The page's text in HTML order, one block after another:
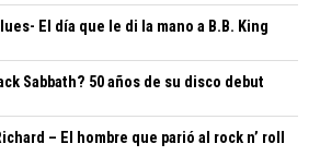
El día que le di la mano a B.B. King
Sabbath? 50 años de su disco debut
– El hombre que parió al rock n’ roll